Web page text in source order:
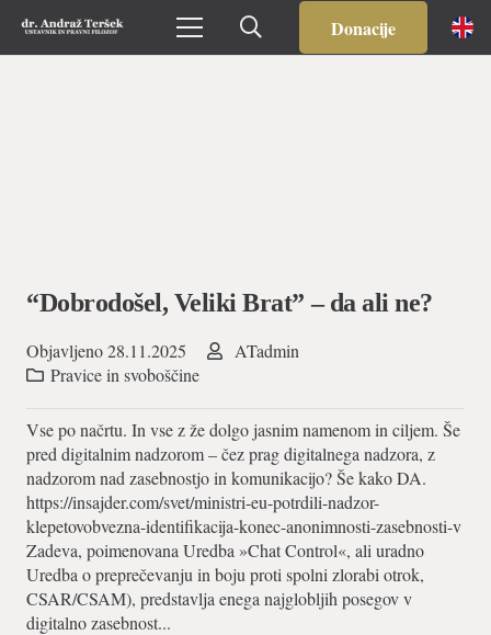
Donacije
“Dobrodošel, Veliki Brat” – da ali ne?
Objavljeno28.11.2025
ATadmin
Pravice in svoboščine
Vse po načrtu. In vse z že dolgo jasnim namenom in ciljem. Še
pred digitalnim nadzorom – čez prag digitalnega nadzora, z
nadzorom nad zasebnostjo in komunikacijo? Še kako DA.
https://insajder.com/svet/ministri-eu-potrdili-nadzor-
klepetovobvezna-identifikacija-konec-anonimnosti-zasebnosti-v
Zadeva, poimenovana Uredba »Chat Control«, ali uradno
Uredba o preprečevanju in boju proti spolni zlorabi otrok,
CSAR/CSAM), predstavlja enega najglobljih posegov v
digitalno zasebnost...